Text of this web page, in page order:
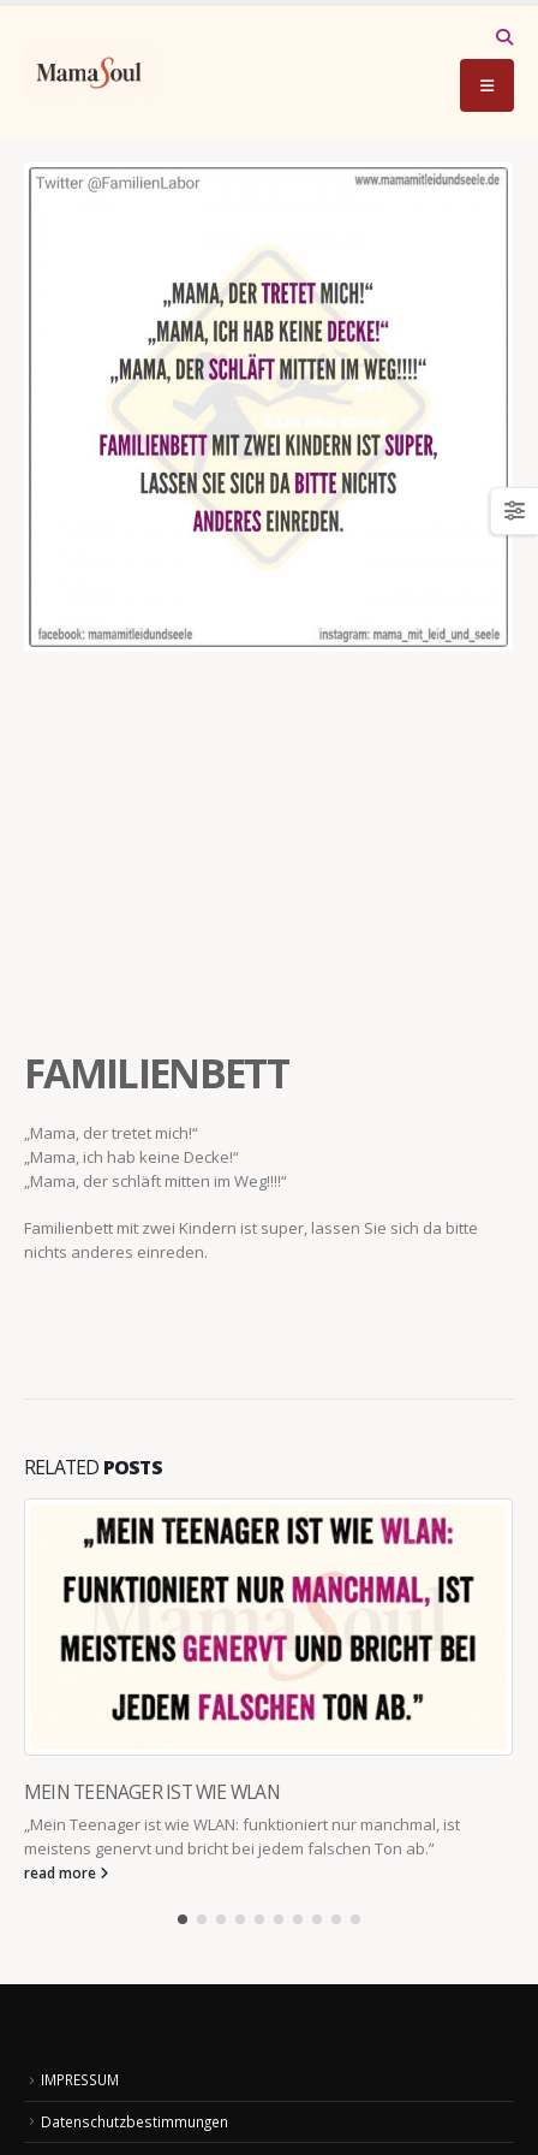
FAMILIENBETT
„Mama, der tretet mich!“
„Mama, ich hab keine Decke!“
„Mama, der schläft mitten im Weg!!!!“
Familienbett mit zwei Kindern ist super, lassen Sie sich da bitte
nichts anderes einreden.
RELATED POSTS
MEIN TEENAGER IST WIE WLAN
„Mein Teenager ist wie WLAN: funktioniert nur manchmal, ist
meistens genervt und bricht bei jedem falschen Ton ab.”
read more
IMPRESSUM
Datenschutzbestimmungen